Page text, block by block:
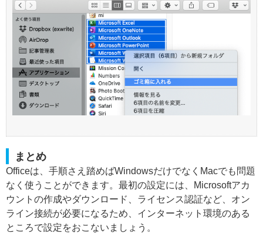
まとめ
Officeは、手順さえ踏めばWindowsだけでなくMacでも問題
なく使うことができます。最初の設定には、Microsoftアカ
ウントの作成やダウンロード、ライセンス認証など、オン
ライン接続が必要になるため、インターネット環境のある
ところで設定をおこないましょう。